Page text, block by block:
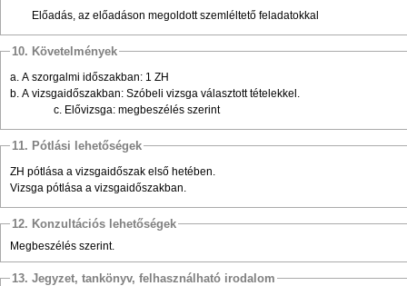
Előadás, az előadáson megoldott szemléltető feladatokkal
10. Követelmények
a. A szorgalmi időszakban: 1 ZH
b. A vizsgaidőszakban: Szóbeli vizsga választott tételekkel.
c. Elővizsga: megbeszélés szerint
11. Pótlási lehetőségek
ZH pótlása a vizsgaidőszak első hetében.
Vizsga pótlása a vizsgaidőszakban.
12. Konzultációs lehetőségek
Megbeszélés szerint.
13. Jegyzet, tankönyv, felhasználható irodalom